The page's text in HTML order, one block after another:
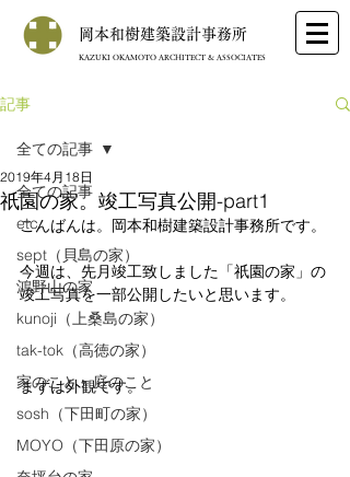
岡本和樹建築設計事務所
KAZUKI OKAMOTO ARCHITECT & ASSOCIATES
記事
全ての記事
etc
sept（貝島の家）
鴻野山の家
kunoji（上桑島の家）
tak-tok（高徳の家）
家のこと・庭のこと
sosh（下田町の家）
MOYO（下田原の家）
全ての記事
祇園の家。竣工写真公開-part1
2019年4月18日
こんばんは。岡本和樹建築設計事務所です。
今週は、先月竣工致しました「祇園の家」の
竣工写真を一部公開したいと思います。
まずは外観です。